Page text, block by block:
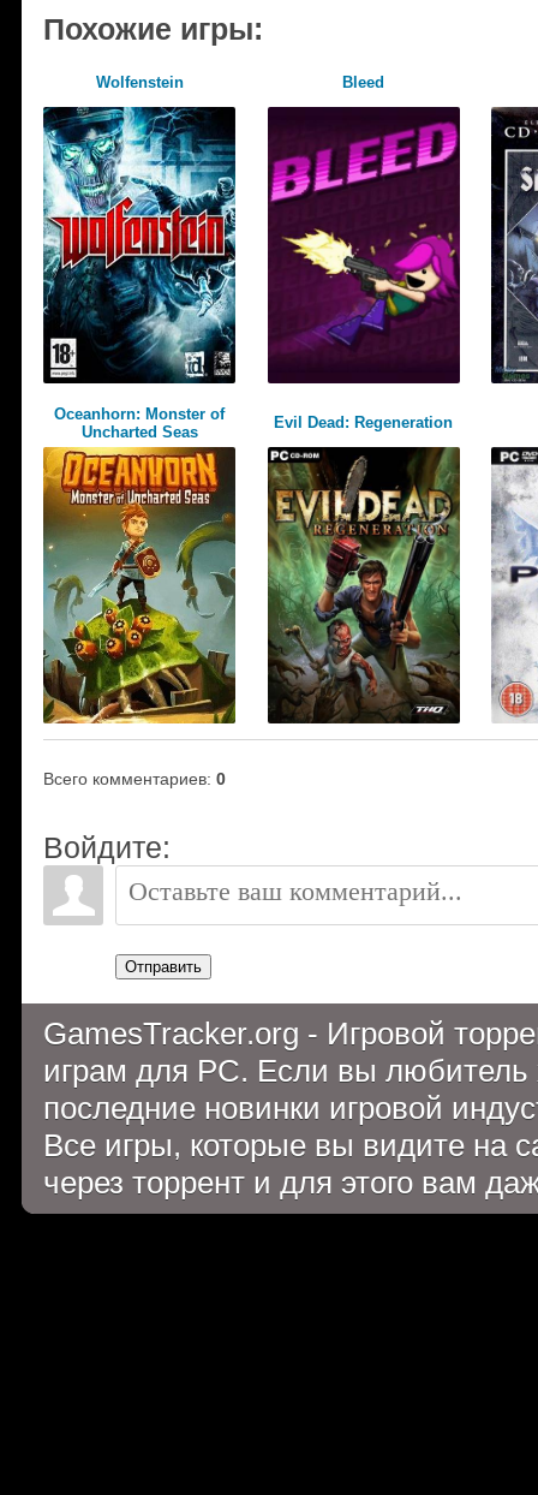
Похожие игры:
Wolfenstein Bleed
Oceanhorn: Monster of
Uncharted Seas
Evil Dead: Regeneration
Всего комментариев: 0
Войдите:
Отправить
GamesTracker.org - Игровой
играм для PC. Если вы
последние новинки игровой
Все игры, которые вы видите на
через торрент и для этого вам